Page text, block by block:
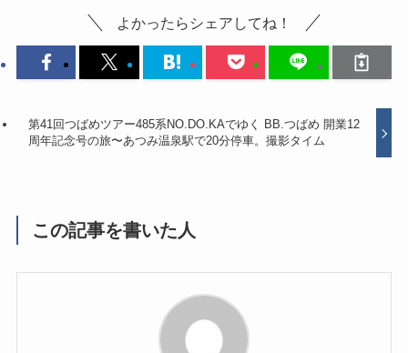
よかったらシェアしてね！
第41回つばめツアー485系NO.DO.KAでゆく BB.つばめ 開業12
周年記念号の旅〜あつみ温泉駅で20分停車。撮影タイム
この記事を書いた人